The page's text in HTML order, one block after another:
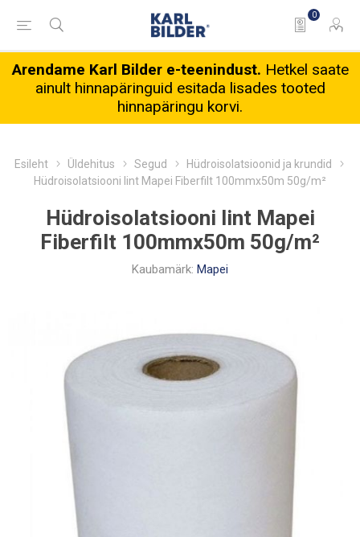
0
Arendame Karl Bilder e-teenindust. Hetkel saate
ainult hinnapäringuid esitada lisades tooted
hinnapäringu korvi.
Esileht Üldehitus Segud
Hüdroisolatsioonid ja krundid
Hüdroisolatsiooni lint Mapei Fiberfilt 100mmx50m 50g/m²
Hüdroisolatsiooni lint Mapei
Fiberfilt 100mmx50m 50g/m²
Kaubamärk: Mapei